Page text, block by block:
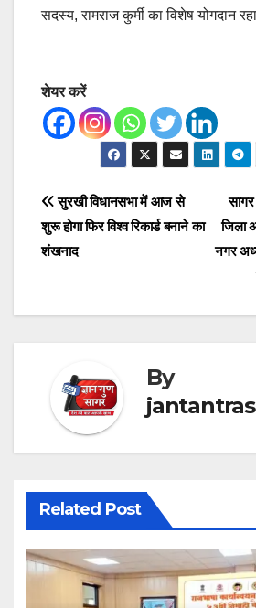
सदस्य, रामराज कुर्मी का विशेष योगदान
शेयर करें
Post
navigation
सागर
जिला
नगर
सुरखी विधानसभा में आज से
शुरू होगा फिर विश्व रिकार्ड बनाने का
शंखनाद
By
Related Post